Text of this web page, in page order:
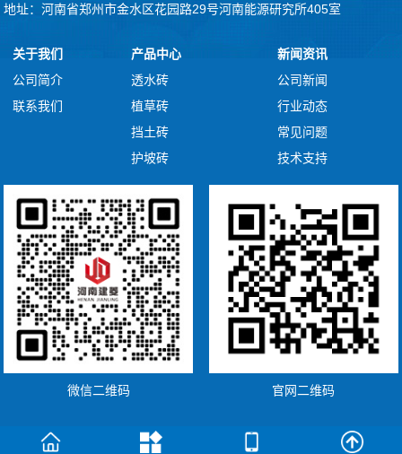
地址：河南省郑州市金水区花园路29号河南能源研究所405室
关于我们
公司简介
联系我们
产品中心
透水砖
植草砖
挡土砖
护坡砖
新闻资讯
公司新闻
行业动态
常见问题
技术支持
微信二维码 官网二维码